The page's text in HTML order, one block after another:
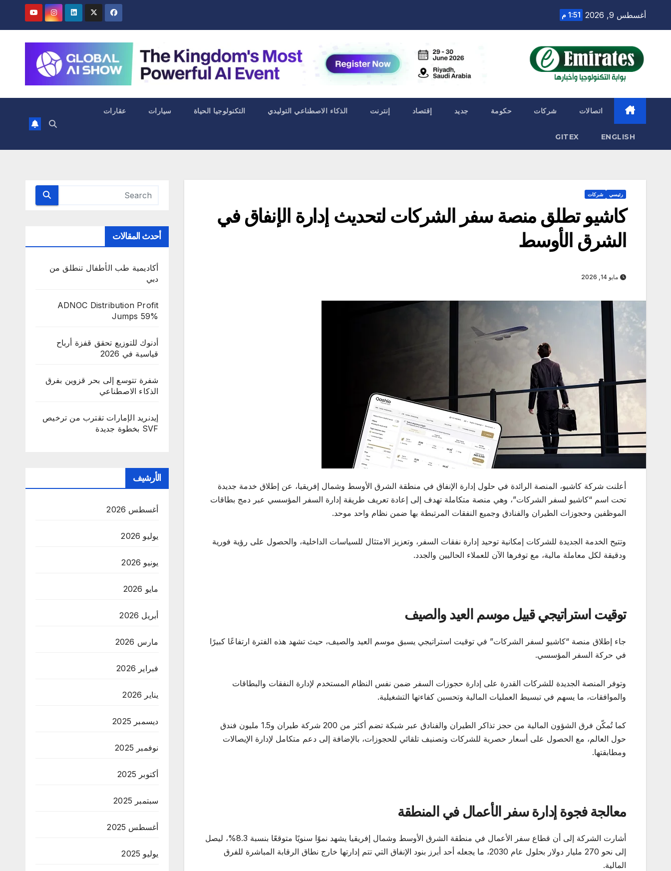
أغسطس 9, 2026 1:51 م
اتصالات شركات حكومة جديد إقتصاد إنترنت الذكاء الاصطناعي التوليدي التكنولوجيا الحياة سيارات عقارات
ENGLISH
GITEX
رئيسي شركات
كاشيو تطلق منصة سفر الشركات لتحديث إدارة الإنفاق في
الشرق الأوسط
مايو 14, 2026
أعلنت شركة كاشيو، المنصة الرائدة في حلول إدارة الإنفاق في منطقة الشرق الأوسط وشمال إفريقيا، عن إطلاق خدمة جديدة
تحت اسم “كاشيو لسفر الشركات”، وهي منصة متكاملة تهدف إلى إعادة تعريف طريقة إدارة السفر المؤسسي عبر دمج بطاقات
الموظفين وحجوزات الطيران والفنادق وجميع النفقات المرتبطة بها ضمن نظام واحد موحد.
وتتيح الخدمة الجديدة للشركات إمكانية توحيد إدارة نفقات السفر، وتعزيز الامتثال للسياسات الداخلية، والحصول على رؤية فورية
ودقيقة لكل معاملة مالية، مع توفرها الآن للعملاء الحاليين والجدد.
توقيت استراتيجي قبيل موسم العيد والصيف
جاء إطلاق منصة “كاشيو لسفر الشركات” في توقيت استراتيجي يسبق موسم العيد والصيف، حيث تشهد هذه الفترة ارتفاعًا كبيرًا
في حركة السفر المؤسسي.
وتوفر المنصة الجديدة للشركات القدرة على إدارة حجوزات السفر ضمن نفس النظام المستخدم لإدارة النفقات والبطاقات
والموافقات، ما يسهم في تبسيط العمليات المالية وتحسين كفاءتها التشغيلية.
كما تُمكّن فرق الشؤون المالية من حجز تذاكر الطيران والفنادق عبر شبكة تضم أكثر من 200 شركة طيران و1.5 مليون فندق
حول العالم، مع الحصول على أسعار حصرية للشركات وتصنيف تلقائي للحجوزات، بالإضافة إلى دعم متكامل لإدارة الإيصالات
ومطابقتها.
معالجة فجوة إدارة سفر الأعمال في المنطقة
أشارت الشركة إلى أن قطاع سفر الأعمال في منطقة الشرق الأوسط وشمال إفريقيا يشهد نموًا سنويًا متوقعًا بنسبة 8.3%، ليصل
إلى نحو 270 مليار دولار بحلول عام 2030، ما يجعله أحد أبرز بنود الإنفاق التي تتم إدارتها خارج نطاق الرقابة المباشرة للفرق
المالية.
أحدث المقالات
أكاديمية طب الأطفال تنطلق من
دبي
ADNOC Distribution Profit
Jumps 59%
أدنوك للتوزيع تحقق قفزة أرباح
قياسية في 2026
شفرة تتوسع إلى بحر قزوين بفرق
الذكاء الاصطناعي
إيدنريد الإمارات تقترب من ترخيص
SVF بخطوة جديدة
الأرشيف
أغسطس 2026
يوليو 2026
يونيو 2026
مايو 2026
أبريل 2026
مارس 2026
فبراير 2026
يناير 2026
ديسمبر 2025
نوفمبر 2025
أكتوبر 2025
سبتمبر 2025
أغسطس 2025
يوليو 2025